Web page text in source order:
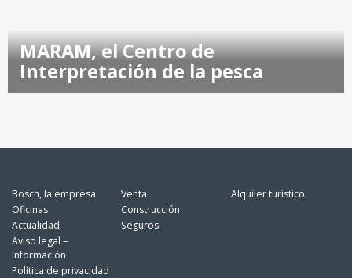
MARAM, el Centro de
Interpretación de la pesca
Bosch, la empresa
Oficinas
Actualidad
Aviso legal –
Información
Política de privacidad
Venta
Construcción
Seguros
Alquiler turístico